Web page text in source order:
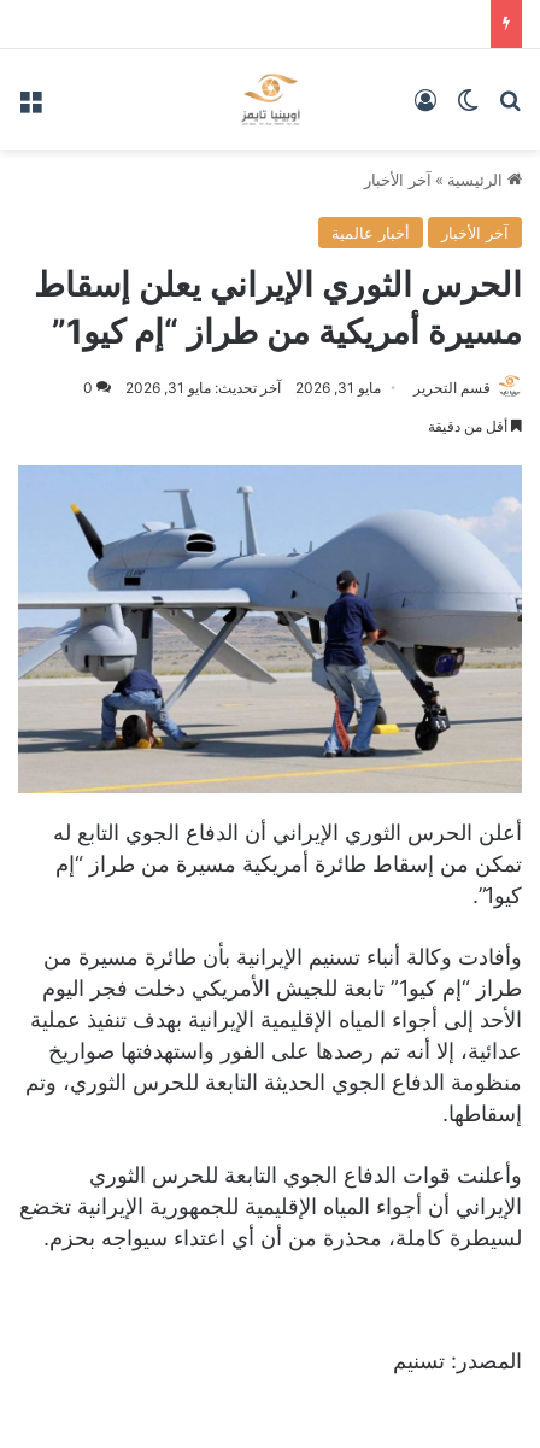
بحث عنالوضع المظلم
الرئيسية » آخر الأخبار
آخر الأخبار أخبار عالمية
الحرس الثوري الإيراني يعلن إسقاط
مسيرة أمريكية من طراز “إم كيو1”
قسم التحرير مايو 31, 2026 آخر تحديث: مايو 31, 2026 0
أقل من دقيقة
أعلن الحرس الثوري الإيراني أن الدفاع الجوي التابع له
تمكن من إسقاط طائرة أمريكية مسيرة من طراز “إم
كيو1”.
وأفادت وكالة أنباء تسنيم الإيرانية بأن طائرة مسيرة من
طراز “إم كيو1” تابعة للجيش الأمريكي دخلت فجر اليوم
الأحد إلى أجواء المياه الإقليمية الإيرانية بهدف تنفيذ عملية
عدائية، إلا أنه تم رصدها على الفور واستهدفتها صواريخ
منظومة الدفاع الجوي الحديثة التابعة للحرس الثوري، وتم
إسقاطها.
وأعلنت قوات الدفاع الجوي التابعة للحرس الثوري
الإيراني أن أجواء المياه الإقليمية للجمهورية الإيرانية تخضع
لسيطرة كاملة، محذرة من أن أي اعتداء سيواجه بحزم.
المصدر: تسنيم